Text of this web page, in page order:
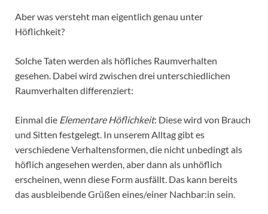
Aber was versteht man eigentlich genau unter
Höflichkeit?
Solche Taten werden als höfliches Raumverhalten
gesehen. Dabei wird zwischen drei unterschiedlichen
Raumverhalten differenziert:
Einmal die Elementare Höflichkeit: Diese wird von Brauch
und Sitten festgelegt. In unserem Alltag gibt es
verschiedene Verhaltensformen, die nicht unbedingt als
höflich angesehen werden, aber dann als unhöflich
erscheinen, wenn diese Form ausfällt. Das kann bereits
das ausbleibende Grüßen eines/einer Nachbar:in sein.